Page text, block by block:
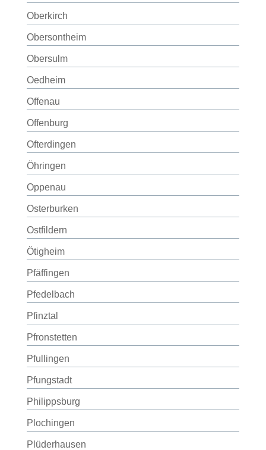
Oberkirch
Obersontheim
Obersulm
Oedheim
Offenau
Offenburg
Ofterdingen
Öhringen
Oppenau
Osterburken
Ostfildern
Ötigheim
Pfäffingen
Pfedelbach
Pfinztal
Pfronstetten
Pfullingen
Pfungstadt
Philippsburg
Plochingen
Plüderhausen